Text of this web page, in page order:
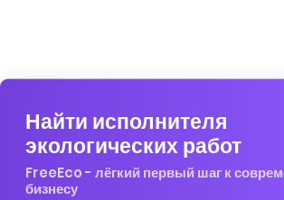
Найти исполнителя
экологических работ
FreeEco - лёгкий первый шаг к
бизнесу